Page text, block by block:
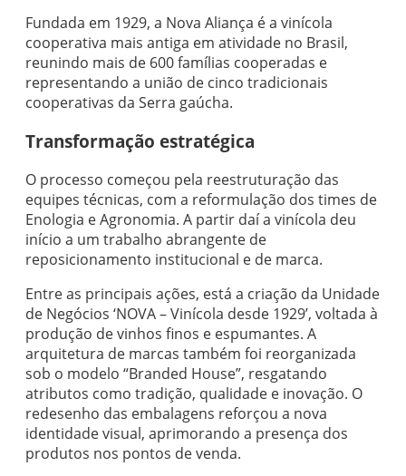
Fundada em 1929, a Nova Aliança é a vinícola
cooperativa mais antiga em atividade no Brasil,
reunindo mais de 600 famílias cooperadas e
representando a união de cinco tradicionais
cooperativas da Serra gaúcha.
Transformação estratégica
O processo começou pela reestruturação das
equipes técnicas, com a reformulação dos times de
Enologia e Agronomia. A partir daí a vinícola deu
início a um trabalho abrangente de
reposicionamento institucional e de marca.
Entre as principais ações, está a criação da Unidade
de Negócios ‘NOVA – Vinícola desde 1929’, voltada à
produção de vinhos finos e espumantes. A
arquitetura de marcas também foi reorganizada
sob o modelo “Branded House”, resgatando
atributos como tradição, qualidade e inovação. O
redesenho das embalagens reforçou a nova
identidade visual, aprimorando a presença dos
produtos nos pontos de venda.